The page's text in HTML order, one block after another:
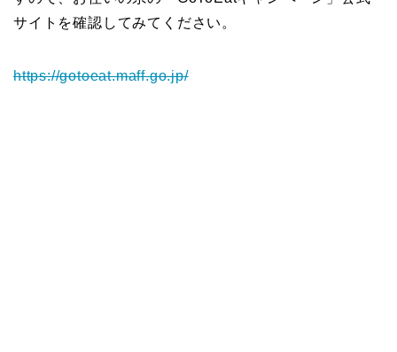
サイトを確認してみてください。
https://gotoeat.maff.go.jp/